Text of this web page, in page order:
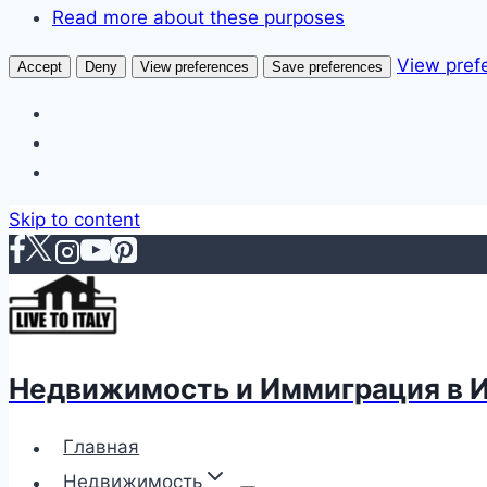
Read more about these purposes
Accept Deny View preferences Save preferences View
Skip to content
Недвижимость и Иммиграция в
Главная
Недвижимость